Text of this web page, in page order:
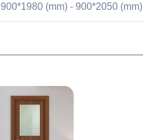
900*1980 (mm) - 900*2050 (mm)